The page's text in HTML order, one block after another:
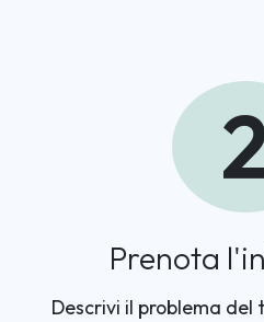
Prenota
Descrivi il problema